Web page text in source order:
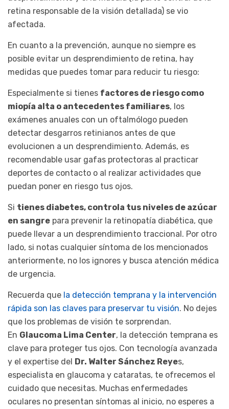
retina responsable de la visión detallada) se vio
afectada.
En cuanto a la prevención, aunque no siempre es
posible evitar un desprendimiento de retina, hay
medidas que puedes tomar para reducir tu riesgo:
Especialmente si tienes factores de riesgo como
miopía alta o antecedentes familiares, los
exámenes anuales con un oftalmólogo pueden
detectar desgarros retinianos antes de que
evolucionen a un desprendimiento. Además, es
recomendable usar gafas protectoras al practicar
deportes de contacto o al realizar actividades que
puedan poner en riesgo tus ojos.
Si tienes diabetes, controla tus niveles de azúcar
en sangre para prevenir la retinopatía diabética, que
puede llevar a un desprendimiento traccional. Por otro
lado, si notas cualquier síntoma de los mencionados
anteriormente, no los ignores y busca atención médica
de urgencia.
Recuerda que la detección temprana y la intervención
rápida son las claves para preservar tu visión. No dejes
que los problemas de visión te sorprendan.
En Glaucoma Lima Center, la detección temprana es
clave para proteger tus ojos. Con tecnología avanzada
y el expertise del Dr. Walter Sánchez Reyes,
especialista en glaucoma y cataratas, te ofrecemos el
cuidado que necesitas. Muchas enfermedades
oculares no presentan síntomas al inicio, no esperes a